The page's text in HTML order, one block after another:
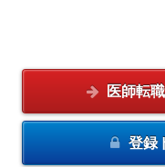
医師転
登録